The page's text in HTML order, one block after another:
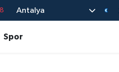
Antalya
Spor